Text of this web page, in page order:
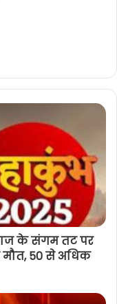
के संगम तट पर
मौत, 50 से अधिक